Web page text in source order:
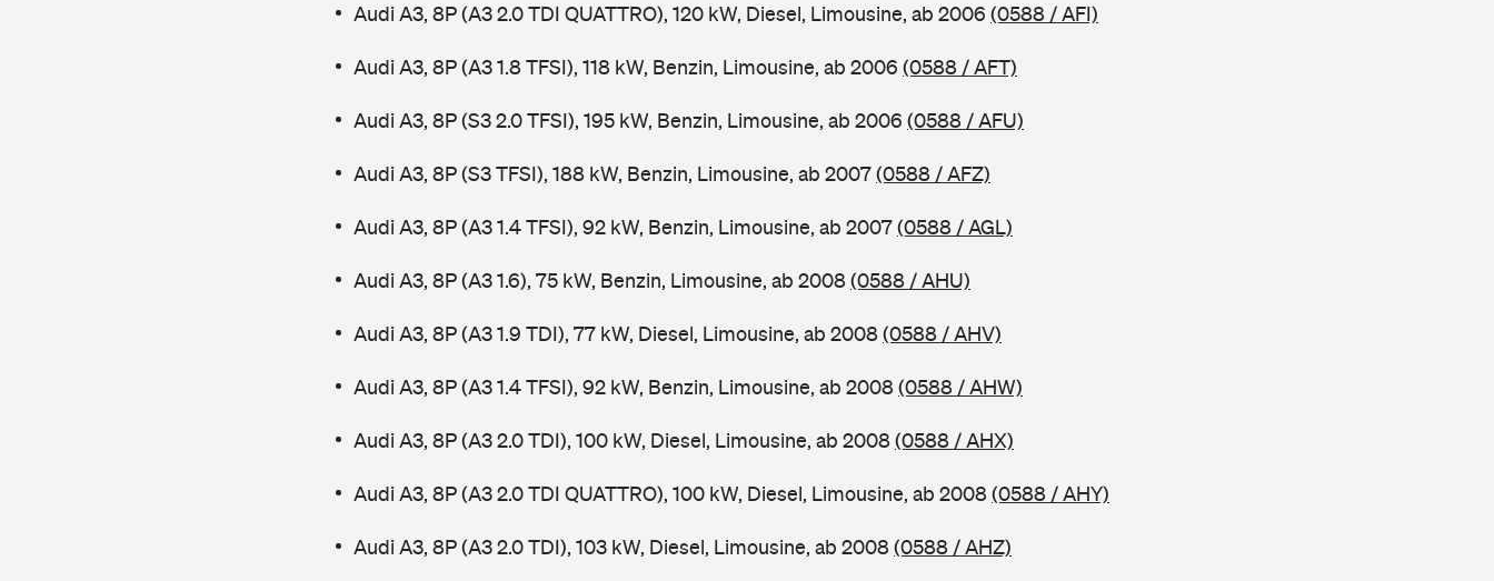
Audi A3, 8P (A3 2.0 TDI QUATTRO), 120 kW, Diesel, Limousine, ab 2006 (0588 / AFI)
Audi A3, 8P (A3 1.8 TFSI), 118 kW, Benzin, Limousine, ab 2006 (0588 / AFT)
Audi A3, 8P (S3 2.0 TFSI), 195 kW, Benzin, Limousine, ab 2006 (0588 / AFU)
Audi A3, 8P (S3 TFSI), 188 kW, Benzin, Limousine, ab 2007(0588 / AFZ)
Audi A3, 8P (A3 1.4 TFSI), 92 kW, Benzin, Limousine, ab 2007(0588 / AGL)
Audi A3, 8P (A3 1.6), 75 kW, Benzin, Limousine, ab 2008(0588 / AHU)
Audi A3, 8P (A3 1.9 TDI), 77 kW, Diesel, Limousine, ab 2008(0588 / AHV)
Audi A3, 8P (A3 1.4 TFSI), 92 kW, Benzin, Limousine, ab 2008(0588 / AHW)
Audi A3, 8P (A3 2.0 TDI), 100 kW, Diesel, Limousine, ab 2008(0588 / AHX)
Audi A3, 8P (A3 2.0 TDI QUATTRO), 100 kW, Diesel, Limousine, ab 2008(0588 / AHY)
Audi A3, 8P (A3 2.0 TDI), 103 kW, Diesel, Limousine, ab 2008(0588 / AHZ)